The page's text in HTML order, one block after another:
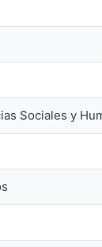
Sociales y